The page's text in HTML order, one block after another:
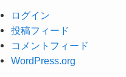
ログイン
投稿フィード
コメントフィード
WordPress.org